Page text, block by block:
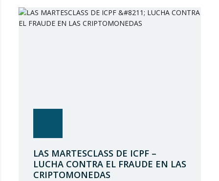
de seguir siendo parte de un directorio tan
selecto, lo que demuestra el gran talento…
LAS MARTESCLASS DE ICPF –
LUCHA CONTRA EL FRAUDE EN LAS
CRIPTOMONEDAS